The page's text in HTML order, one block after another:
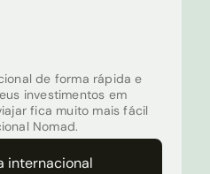
de forma rápida e
investimentos em
fica muito mais fácil
Nomad.
internacional